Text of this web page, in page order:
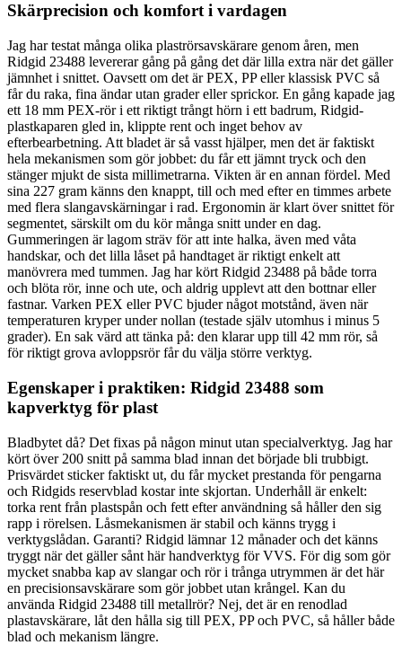
Skärprecision och komfort i vardagen
Jag har testat många olika plaströrsavskärare genom åren, men
Ridgid 23488 levererar gång på gång det där lilla extra när det gäller
jämnhet i snittet. Oavsett om det är PEX, PP eller klassisk PVC så
får du raka, fina ändar utan grader eller sprickor. En gång kapade jag
ett 18 mm PEX-rör i ett riktigt trångt hörn i ett badrum, Ridgid-
plastkaparen gled in, klippte rent och inget behov av
efterbearbetning. Att bladet är så vasst hjälper, men det är faktiskt
hela mekanismen som gör jobbet: du får ett jämnt tryck och den
stänger mjukt de sista millimetrarna. Vikten är en annan fördel. Med
sina 227 gram känns den knappt, till och med efter en timmes arbete
med flera slangavskärningar i rad. Ergonomin är klart över snittet för
segmentet, särskilt om du kör många snitt under en dag.
Gummeringen är lagom sträv för att inte halka, även med våta
handskar, och det lilla låset på handtaget är riktigt enkelt att
manövrera med tummen. Jag har kört Ridgid 23488 på både torra
och blöta rör, inne och ute, och aldrig upplevt att den bottnar eller
fastnar. Varken PEX eller PVC bjuder något motstånd, även när
temperaturen kryper under nollan (testade själv utomhus i minus 5
grader). En sak värd att tänka på: den klarar upp till 42 mm rör, så
för riktigt grova avloppsrör får du välja större verktyg.
Egenskaper i praktiken: Ridgid 23488 som
kapverktyg för plast
Bladbytet då? Det fixas på någon minut utan specialverktyg. Jag har
kört över 200 snitt på samma blad innan det började bli trubbigt.
Prisvärdet sticker faktiskt ut, du får mycket prestanda för pengarna
och Ridgids reservblad kostar inte skjortan. Underhåll är enkelt:
torka rent från plastspån och fett efter användning så håller den sig
rapp i rörelsen. Låsmekanismen är stabil och känns trygg i
verktygslådan. Garanti? Ridgid lämnar 12 månader och det känns
tryggt när det gäller sånt här handverktyg för VVS. För dig som gör
mycket snabba kap av slangar och rör i trånga utrymmen är det här
en precisionsavskärare som gör jobbet utan krångel. Kan du
använda Ridgid 23488 till metallrör? Nej, det är en renodlad
plastavskärare, låt den hålla sig till PEX, PP och PVC, så håller både
blad och mekanism längre.